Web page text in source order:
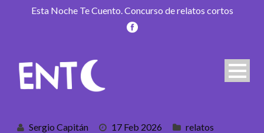
Esta Noche Te Cuento. Concurso de relatos cortos
Sergio Capitán 17 Feb 2026
relatos